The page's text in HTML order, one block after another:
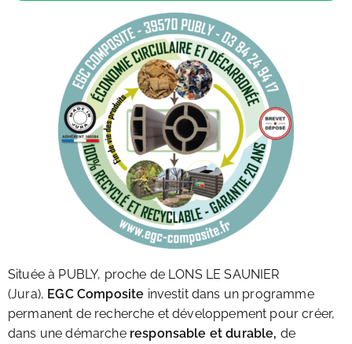
Située à PUBLY, proche de LONS LE SAUNIER
(Jura), EGC Composite investit dans un programme
permanent de recherche et développement pour créer,
dans une démarche responsable et durable, de